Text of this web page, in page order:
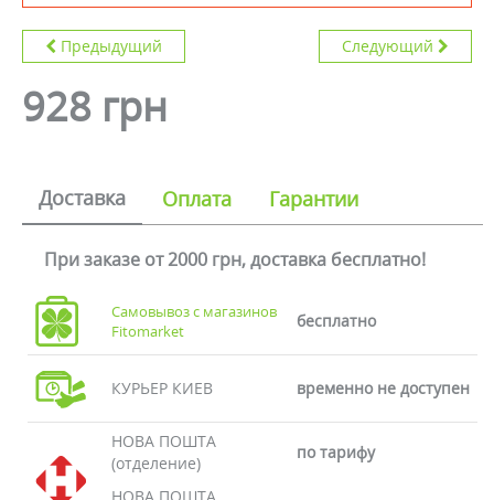
Предыдущий Следующий
928 грн
Доставка Оплата Гарантии
При заказе от 2000 грн, доставка бесплатно!
Самовывоз с магазинов
Fitomarket
бесплатно
КУРЬЕР КИЕВ временно не доступен
НОВА ПОШТА
(отделение)
по тарифу